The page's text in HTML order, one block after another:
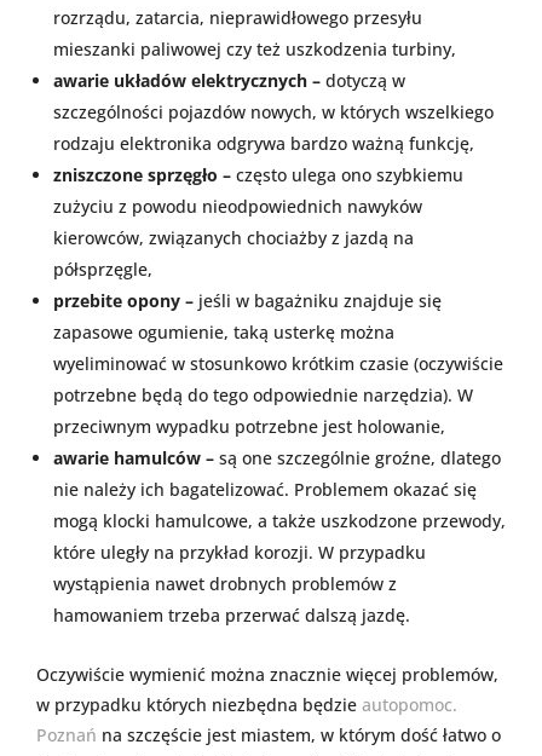
rozrządu, zatarcia, nieprawidłowego przesyłu
mieszanki paliwowej czy też uszkodzenia turbiny,
awarie układów elektrycznych – dotyczą w
szczególności pojazdów nowych, w których wszelkiego
rodzaju elektronika odgrywa bardzo ważną funkcję,
zniszczone sprzęgło – często ulega ono szybkiemu
zużyciu z powodu nieodpowiednich nawyków
kierowców, związanych chociażby z jazdą na
półsprzęgle,
przebite opony – jeśli w bagażniku znajduje się
zapasowe ogumienie, taką usterkę można
wyeliminować w stosunkowo krótkim czasie (oczywiście
potrzebne będą do tego odpowiednie narzędzia). W
przeciwnym wypadku potrzebne jest holowanie,
awarie hamulców – są one szczególnie groźne, dlatego
nie należy ich bagatelizować. Problemem okazać się
mogą klocki hamulcowe, a także uszkodzone przewody,
które uległy na przykład korozji. W przypadku
wystąpienia nawet drobnych problemów z
hamowaniem trzeba przerwać dalszą jazdę.
Oczywiście wymienić można znacznie więcej problemów,
w przypadku których niezbędna będzie autopomoc.
Poznań na szczęście jest miastem, w którym dość łatwo o